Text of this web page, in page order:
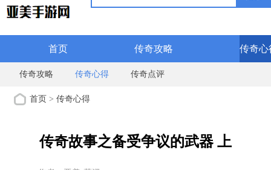
首页 传奇攻略 传奇心
传奇攻略 传奇心得 传奇点评
首页 >传奇心得
传奇故事之备受争议的武器 上